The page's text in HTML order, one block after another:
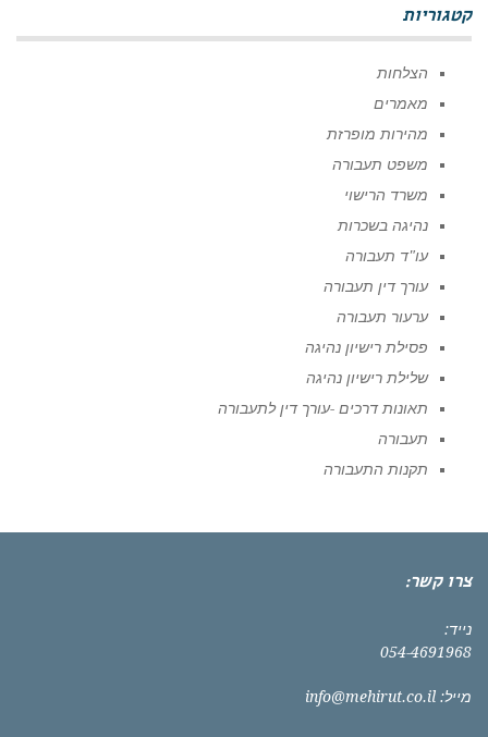
קטגוריות
הצלחות
מאמרים
מהירות מופרזת
משפט תעבורה
משרד הרישוי
נהיגה בשכרות
עו"ד תעבורה
עורך דין תעבורה
ערעור תעבורה
פסילת רישיון נהיגה
שלילת רישיון נהיגה
תאונות דרכים -עורך דין לתעבורה
תעבורה
תקנות התעבורה
צרו קשר:
נייד:
054-4691968
מייל: info@mehirut.co.il